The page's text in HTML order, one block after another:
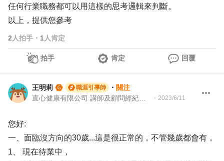
任何行業職務都可以用這樣的思考邏輯來判斷。
以上，提供您參考
2 人拍手 ・ 1 人肯定
拍手 肯定 回覆
王明莉 職涯引導師 ・ 關注
・ 2023/6/11
您好:
一、面臨沒方向的30歲...這是很正常的，不管幾歲都會有，
1、 現在待業中，